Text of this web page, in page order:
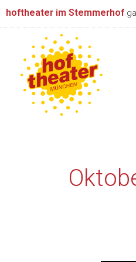
Zum
hoftheater im Stemmerhof